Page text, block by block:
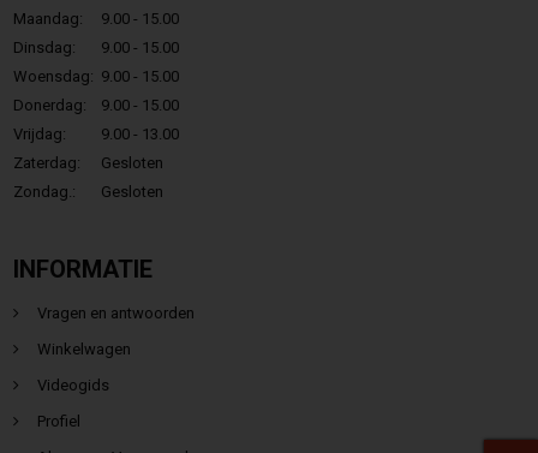
Maandag:
9.00 - 15.00
Dinsdag:
9.00 - 15.00
Woensdag: 9.00 - 15.00
Donerdag:
9.00 - 15.00
Vrijdag:
9.00 - 13.00
Zaterdag:
Gesloten
Zondag.:
Gesloten
INFORMATIE
Vragen en antwoorden
Winkelwagen
Videogids
Profiel